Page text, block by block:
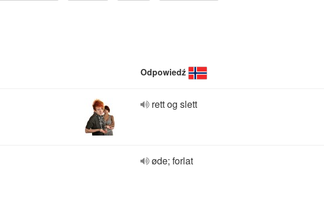
Odpowiedź
rett og slett
øde; forlat